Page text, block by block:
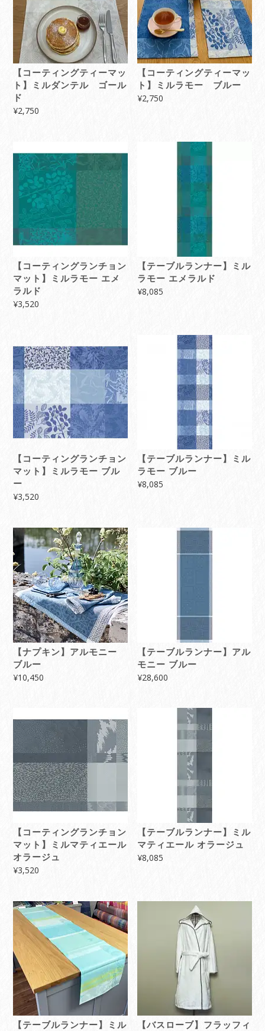
【コーティングティーマッ
ト】ミルダンテル ゴール
ド
¥2,750
【コーティングティーマッ
ト】ミルラモー ブルー
¥2,750
【コーティングランチョン
マット】ミルラモー エメ
ラルド
¥3,520
【テーブルランナー】ミル
ラモー エメラルド
¥8,085
【コーティングランチョン
マット】ミルラモー ブル
ー
¥3,520
【テーブルランナー】ミル
ラモー ブルー
¥8,085
【ナプキン】アルモニー
ブルー
¥10,450
【テーブルランナー】アル
モニー ブルー
¥28,600
【コーティングランチョン
マット】ミルマティエール
オラージュ
¥3,520
【テーブルランナー】ミル
マティエール オラージュ
¥8,085
【テーブルランナー】ミル 【バスローブ】フラッフィ